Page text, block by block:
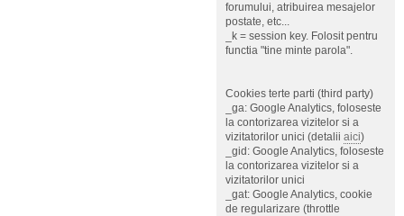
forumului, atribuirea mesajelor
postate, etc...
_k = session key. Folosit pentru
functia "tine minte parola".
Cookies terte parti (third party)
_ga: Google Analytics, foloseste
la contorizarea vizitelor si a
vizitatorilor unici (detalii aici)
_gid: Google Analytics, foloseste
la contorizarea vizitelor si a
vizitatorilor unici
_gat: Google Analytics, cookie
de regularizare (throttle